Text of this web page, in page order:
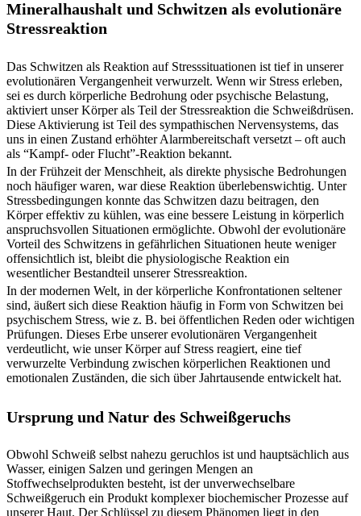
Mineralhaushalt und Schwitzen als evolutionäre
Stressreaktion
Das Schwitzen als Reaktion auf Stresssituationen ist tief in unserer
evolutionären Vergangenheit verwurzelt. Wenn wir Stress erleben,
sei es durch körperliche Bedrohung oder psychische Belastung,
aktiviert unser Körper als Teil der Stressreaktion die Schweißdrüsen.
Diese Aktivierung ist Teil des sympathischen Nervensystems, das
uns in einen Zustand erhöhter Alarmbereitschaft versetzt – oft auch
als “Kampf- oder Flucht”-Reaktion bekannt.
In der Frühzeit der Menschheit, als direkte physische Bedrohungen
noch häufiger waren, war diese Reaktion überlebenswichtig. Unter
Stressbedingungen konnte das Schwitzen dazu beitragen, den
Körper effektiv zu kühlen, was eine bessere Leistung in körperlich
anspruchsvollen Situationen ermöglichte. Obwohl der evolutionäre
Vorteil des Schwitzens in gefährlichen Situationen heute weniger
offensichtlich ist, bleibt die physiologische Reaktion ein
wesentlicher Bestandteil unserer Stressreaktion.
In der modernen Welt, in der körperliche Konfrontationen seltener
sind, äußert sich diese Reaktion häufig in Form von Schwitzen bei
psychischem Stress, wie z. B. bei öffentlichen Reden oder wichtigen
Prüfungen. Dieses Erbe unserer evolutionären Vergangenheit
verdeutlicht, wie unser Körper auf Stress reagiert, eine tief
verwurzelte Verbindung zwischen körperlichen Reaktionen und
emotionalen Zuständen, die sich über Jahrtausende entwickelt hat.
Ursprung und Natur des Schweißgeruchs
Obwohl Schweiß selbst nahezu geruchlos ist und hauptsächlich aus
Wasser, einigen Salzen und geringen Mengen an
Stoffwechselprodukten besteht, ist der unverwechselbare
Schweißgeruch ein Produkt komplexer biochemischer Prozesse auf
unserer Haut. Der Schlüssel zu diesem Phänomen liegt in den